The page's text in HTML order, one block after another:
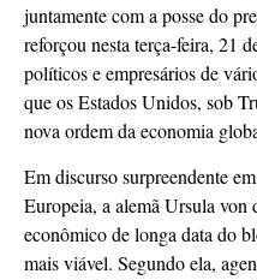
juntamente com a posse do
reforçou nesta terça-feira, 21
políticos e empresários de
que os Estados Unidos, sob
nova ordem da economia
Em discurso surpreendente
Europeia, a alemã Ursula von
econômico de longa data do
mais viável. Segundo ela,